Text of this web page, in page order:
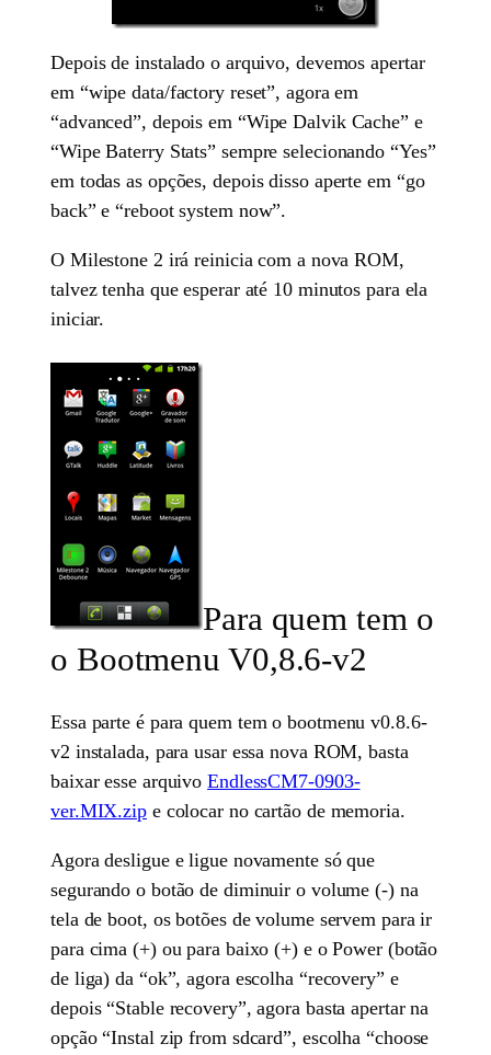
Depois de instalado o arquivo, devemos apertar
em “wipe data/factory reset”, agora em
“advanced”, depois em “Wipe Dalvik Cache” e
“Wipe Baterry Stats” sempre selecionando “Yes”
em todas as opções, depois disso aperte em “go
back” e “reboot system now”.
O Milestone 2 irá reinicia com a nova ROM,
talvez tenha que esperar até 10 minutos para ela
iniciar.
Para quem tem o
o Bootmenu V0,8.6-v2
Essa parte é para quem tem o bootmenu v0.8.6-
v2 instalada, para usar essa nova ROM, basta
baixar esse arquivoEndlessCM7-0903-
ver.MIX.zipe colocar no cartão de memoria.
Agora desligue e ligue novamente só que
segurando o botão de diminuir o volume (-) na
tela de boot, os botões de volume servem para ir
para cima (+) ou para baixo (+) e o Power (botão
de liga) da “ok”, agora escolha “recovery” e
depois “Stable recovery”, agora basta apertar na
opção “Instal zip from sdcard”, escolha “choose